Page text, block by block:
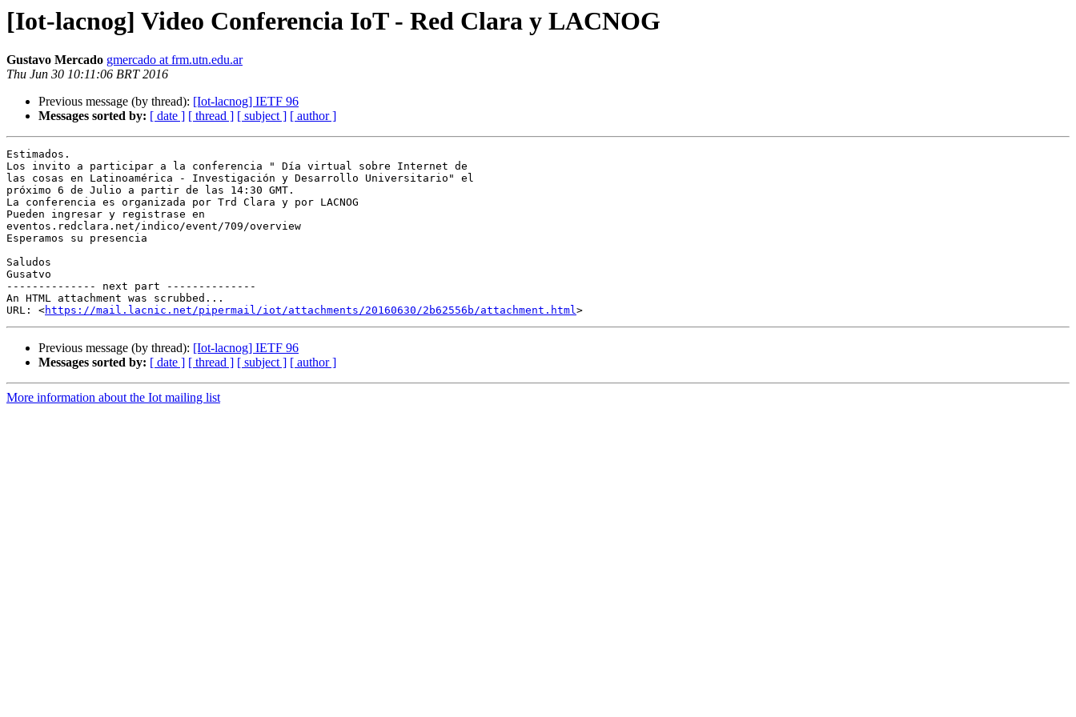
[Iot-lacnog] Video Conferencia IoT - Red Clara y LACNOG
Gustavo Mercado gmercado at frm.utn.edu.ar
Thu Jun 30 10:11:06 BRT 2016
Previous message (by thread): [Iot-lacnog] IETF 96
Messages sorted by: [ date ] [ thread ] [ subject ] [ author ]
Estimados.
Los invito a participar a la conferencia " Día virtual sobre Internet de
las cosas en Latinoamérica - Investigación y Desarrollo Universitario" el
próximo 6 de Julio a partir de las 14:30 GMT.
La conferencia es organizada por Trd Clara y por LACNOG
Pueden ingresar y registrase en
eventos.redclara.net/indico/event/709/overview
Esperamos su presencia
Saludos
Gusatvo
-------------- next part --------------
An HTML attachment was scrubbed...
URL: <https://mail.lacnic.net/pipermail/iot/attachments/20160630/2b62556b/attachment.html
Previous message (by thread): [Iot-lacnog] IETF 96
Messages sorted by: [ date ] [ thread ] [ subject ] [ author ]
More information about the Iot mailing list